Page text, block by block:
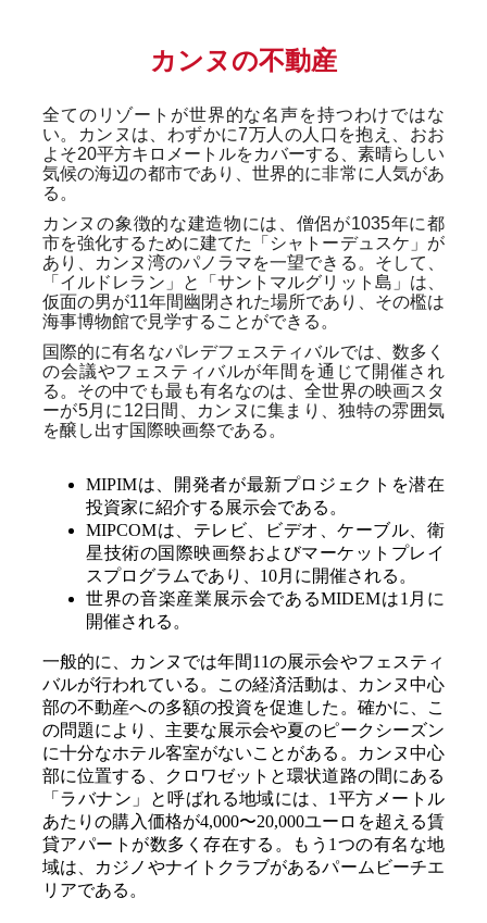
カンヌの不動産
全てのリゾートが世界的な名声を持つわけではな
い。カンヌは、わずかに7万人の人口を抱え、おお
よそ20平方キロメートルをカバーする、素晴らしい
気候の海辺の都市であり、世界的に非常に人気があ
る。
カンヌの象徴的な建造物には、僧侶が1035年に都
市を強化するために建てた「シャトーデュスケ」が
あり、カンヌ湾のパノラマを一望できる。そして、
「イルドレラン」と「サントマルグリット島」は、
仮面の男が11年間幽閉された場所であり、その檻は
海事博物館で見学することができる。
国際的に有名なパレデフェスティバルでは、数多く
の会議やフェスティバルが年間を通じて開催され
る。その中でも最も有名なのは、全世界の映画スタ
ーが5月に12日間、カンヌに集まり、独特の雰囲気
を醸し出す国際映画祭である。
MIPIMは、開発者が最新プロジェクトを潜在
投資家に紹介する展示会である。
MIPCOMは、テレビ、ビデオ、ケーブル、衛
星技術の国際映画祭およびマーケットプレイ
スプログラムであり、10月に開催される。
世界の音楽産業展示会であるMIDEMは1月に
開催される。
一般的に、カンヌでは年間11の展示会やフェスティ
バルが行われている。この経済活動は、カンヌ中心
部の不動産への多額の投資を促進した。確かに、こ
の問題により、主要な展示会や夏のピークシーズン
に十分なホテル客室がないことがある。カンヌ中心
部に位置する、クロワゼットと環状道路の間にある
「ラバナン」と呼ばれる地域には、1平方メートル
あたりの購入価格が4,000〜20,000ユーロを超える賃
貸アパートが数多く存在する。もう1つの有名な地
域は、カジノやナイトクラブがあるパームビーチエ
リアである。